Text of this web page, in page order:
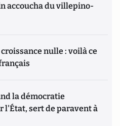
accoucha du villepino-
nulle : voilà ce
la démocratie
l'État, sert de paravent à